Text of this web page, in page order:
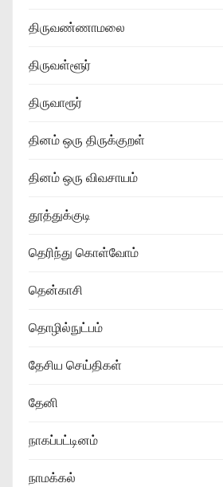
திருவண்ணாமலை
திருவள்ளூர்
திருவாரூர்
தினம் ஒரு திருக்குறள்
தினம் ஒரு விவசாயம்
தூத்துக்குடி
தெரிந்து கொள்வோம்
தென்காசி
தொழில்நுட்பம்
தேசிய செய்திகள்
தேனி
நாகப்பட்டினம்
நாமக்கல்